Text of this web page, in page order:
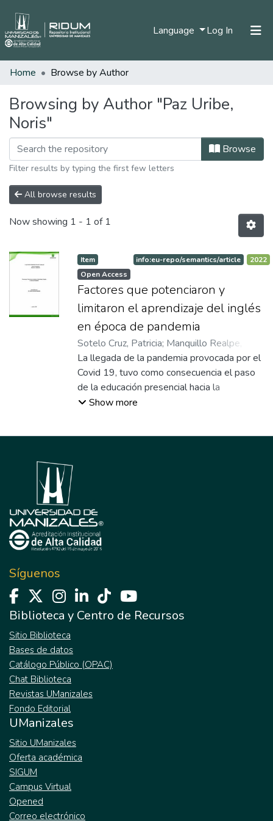
Language Log In (current)
Communities & Collections
Home Browse by Author
Browsing by Author "Paz Uribe,
Noris"
Browse
Filter results by typing the first few letters
All browse results
Now showing 1 - 1 of 1
Item
Open Access
info:eu-repo/semantics/article 2022
Factores que potenciaron y
limitaron el aprendizaje del inglés
en época de pandemia
Sotelo Cruz, Patricia; Manquillo Realpe,
Diana Rocío;Paz Uribe, Noris;Ramírez
Aristizábal, Beatriz;Asesor
La llegada de la pandemia provocada por el
Covid 19, tuvo como consecuencia el paso
de la educación presencial hacia la
modalidad remota, lo que obligó a los
del proceso investigativo que permitió
identificar los factores que potencializaron y
limitaron el aprendizaje del inglés durante el
con un enfoque biográfico narrativo, el cual
tuvo como participantes a los estudiantes
de grado noveno de la Institución Educativa
recolección de información se utilizaron
estudiantes y grupo focal. Dentro de los
encontró que el uso de videos, juegos y
practicaran el idioma de forma oral y
Show more
Síguenos
Biblioteca y Centro de Recursos
Sitio Biblioteca
Bases de datos
Catálogo Público (OPAC)
Chat Biblioteca
Revistas UManizales
Fondo Editorial
UManizales
Sitio UManizales
Oferta académica
SIGUM
Campus Virtual
Opened
Correo electrónico